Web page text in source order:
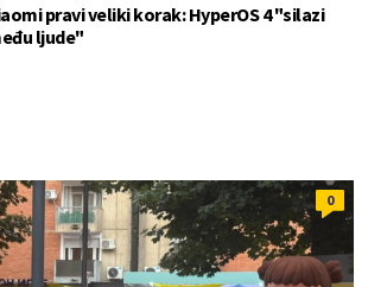
pravi veliki korak: HyperOS 4 "silazi
ljude"
0